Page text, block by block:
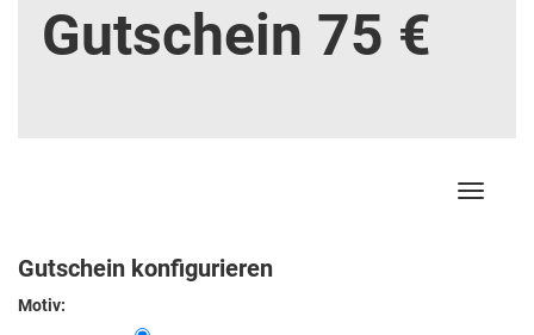
Gutschein 75 €
Gutschein konfigurieren
Motiv: